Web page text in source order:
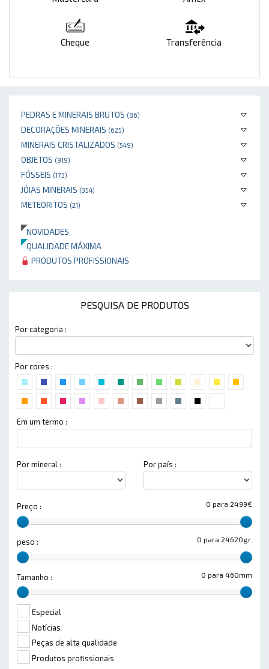
PEDRAS E MINERAIS BRUTOS (86)
DECORAÇÕES MINERAIS (625)
MINERAIS CRISTALIZADOS (549)
OBJETOS (919)
FÓSSEIS (173)
JÓIAS MINERAIS (354)
METEORITOS (21)
NOVIDADES
QUALIDADE MÁXIMA
PRODUTOS PROFISSIONAIS
PESQUISA DE PRODUTOS
Por categoria :
Por cores :
Em um termo :
Por mineral : Por país :
0 para 2499€
Preço :
0 para 24620gr.
peso :
0 para 460mm
Tamanho :
Especial
Notícias
Peças de alta qualidade
Produtos profissionais
Cheque Transferência